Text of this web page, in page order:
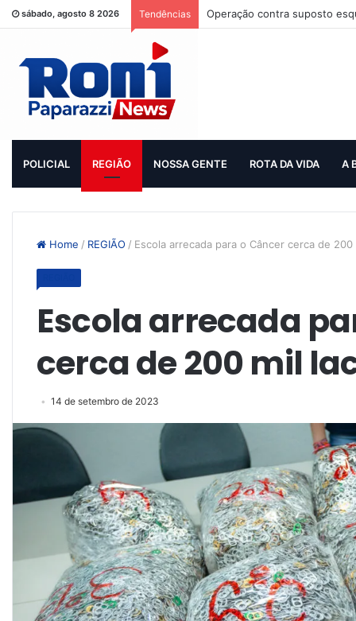
sábado, agosto 8 2026 Tendências Operação contra suposto
POLICIAL REGIÃO NOSSA GENTE ROTA DA VIDA A
Home / REGIÃO / Escola arrecada para o Câncer cerca de 200
Escola arrecada
cerca de 200 mil
14 de setembro de 2023